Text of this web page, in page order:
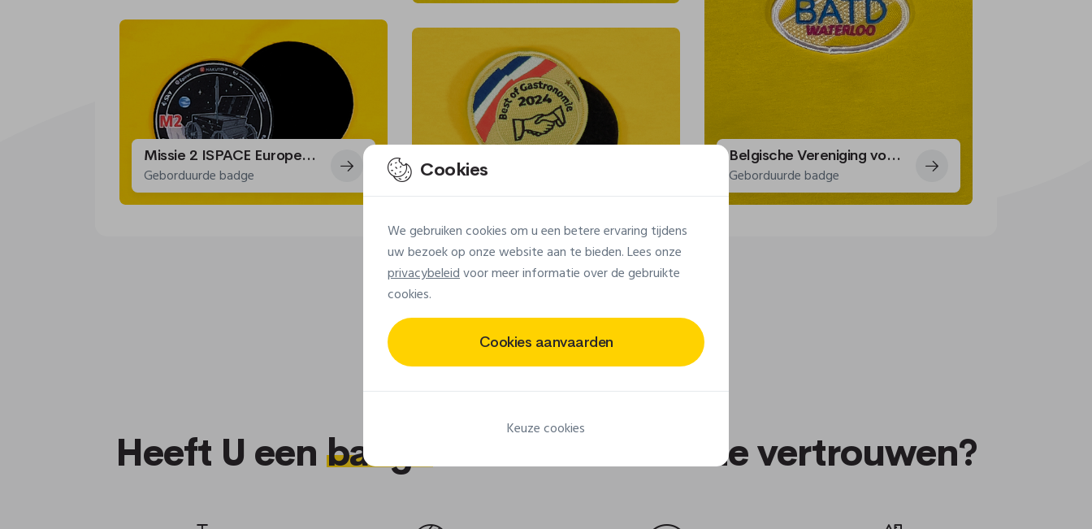
Belgische Vereniging voor Tennisontwikkeling: een badge voor atleten!
Geborduurde badge
Missie 2 ISPACE Europe: hun project om in 2025 een rover op de maan te sturen
Geborduurde badge
Heeft U een badge om aan ons toe te vertrouwen?
Cookies
We gebruiken cookies om u een betere ervaring tijdens
uw bezoek op onze website aan te bieden. Lees onze
privacybeleidvoor meer informatie over de gebruikte
cookies.
Cookies aanvaarden
Keuze cookies